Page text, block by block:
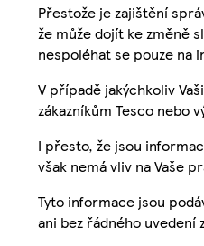
Přestože je zajištění
že může dojít ke změně
nespoléhat se pouze na
V případě jakýchkoliv
zákazníkům Tesco nebo
I přesto, že jsou
však nemá vliv na Vaše
Tyto informace jsou
ani bez řádného uvedení